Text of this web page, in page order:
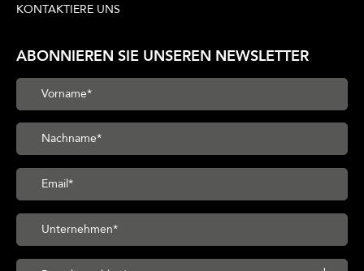
KONTAKTIERE UNS
ABONNIEREN SIE UNSEREN NEWSLETTER